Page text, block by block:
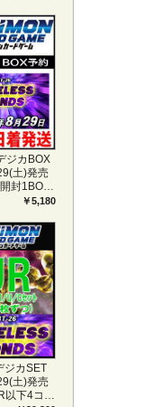
ジカBOX
土)発売
封1BOX
￥5,180
ジカSET
土)発売
以下4コン